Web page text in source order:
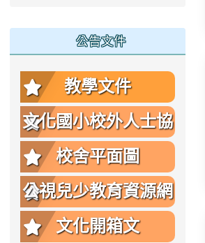
公告文件
教學文件
文化國小校外人士協
助教學或活動要點
校舍平面圖
公視兒少教育資源網
文化開箱文